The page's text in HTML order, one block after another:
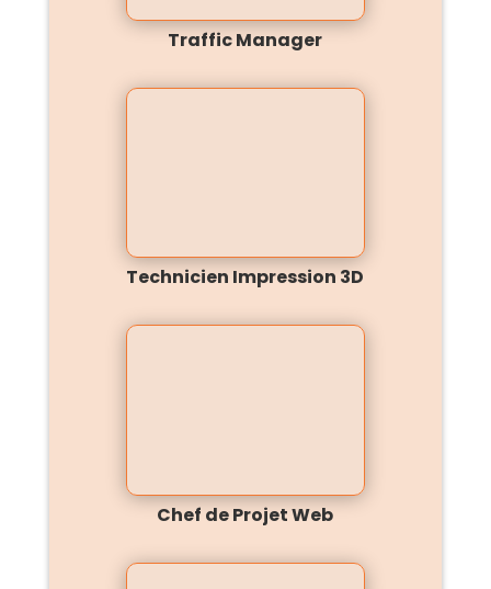
Traffic Manager
Technicien Impression 3D
Chef de Projet Web